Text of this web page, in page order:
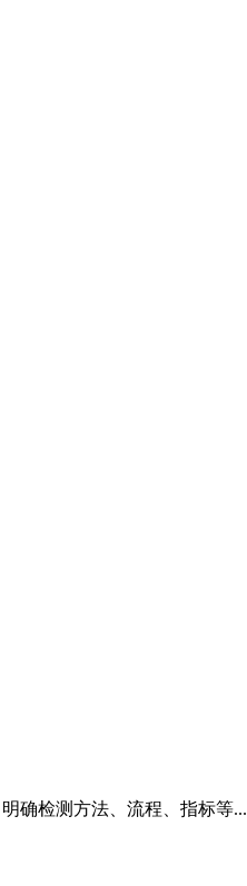
确检测方法、流程、指标等...